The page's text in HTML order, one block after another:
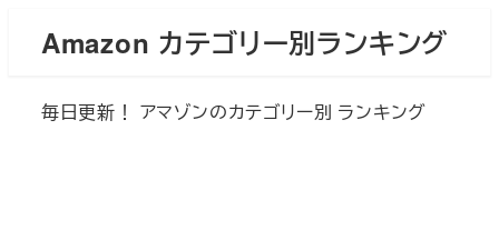
Amazon カテゴリー別ランキング
毎日更新！ アマゾンのカテゴリー別 ランキング